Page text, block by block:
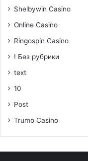
Shelbywin Casino
Online Casino
Ringospin Casino
! Без рубрики
text
10
Post
Trumo Casino